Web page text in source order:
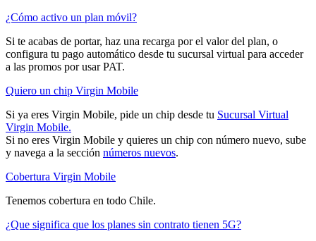
¿Cómo activo un plan móvil?
Si te acabas de portar, haz una recarga por el valor del plan, o
configura tu pago automático desde tu sucursal virtual para acceder
a las promos por usar PAT.
Quiero un chip Virgin Mobile
Si ya eres Virgin Mobile, pide un chip desde tu Sucursal Virtual
Virgin Mobile.
Si no eres Virgin Mobile y quieres un chip con número nuevo, sube
y navega a la sección números nuevos.
Cobertura Virgin Mobile
Tenemos cobertura en todo Chile.
¿Que significa que los planes sin contrato tienen 5G?